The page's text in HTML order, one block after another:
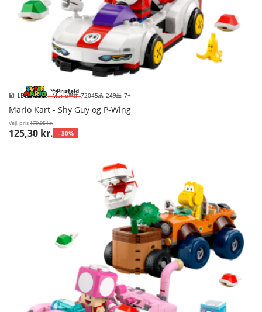
Prisfald
LEGO Super Mario™ 72045 249 7+
Mario Kart - Shy Guy og P-Wing
Vejl. pris179,95 kr.
125,30 kr. - 30%